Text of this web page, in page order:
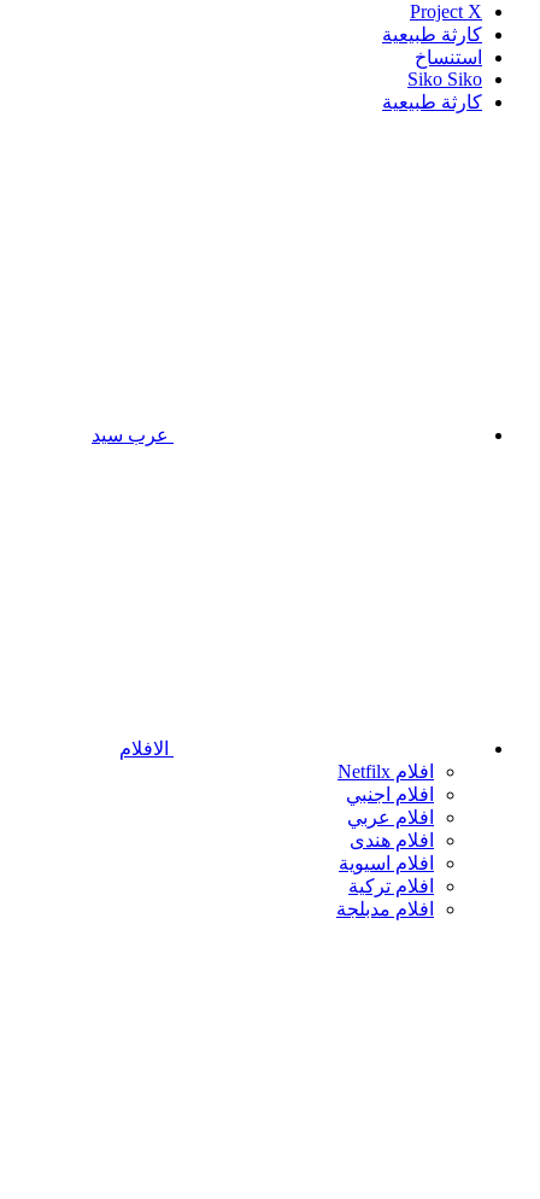
Project X
كارثة طبيعية
استنساخ
Siko Siko
كارثة طبيعية
عرب سيد
الافلام
افلام Netfilx
افلام اجنبي
افلام عربي
افلام هندى
افلام اسيوية
افلام تركية
افلام مدبلجة